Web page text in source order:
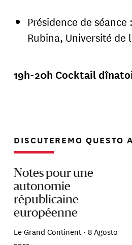
Présidence de
Rubina, Université de
19h-20h Cocktail
DISCUTEREMO QUESTO
Notes pour une
autonomie
républicaine
européenne
Le Grand Continent • 8 Agosto